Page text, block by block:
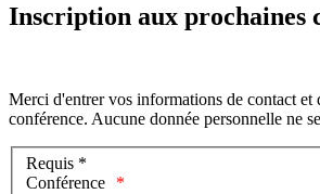
Inscription aux prochaines
Merci d'entrer vos informations de contact et
conférence. Aucune donnée personnelle ne
Requis *
Conférence